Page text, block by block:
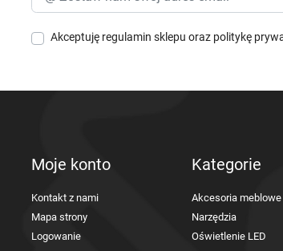
Akceptuję regulamin sklepu oraz politykę
Moje konto
Kontakt z nami
Mapa strony
Logowanie
Kategorie
Akcesoria meblowe
Narzędzia
Oświetlenie LED